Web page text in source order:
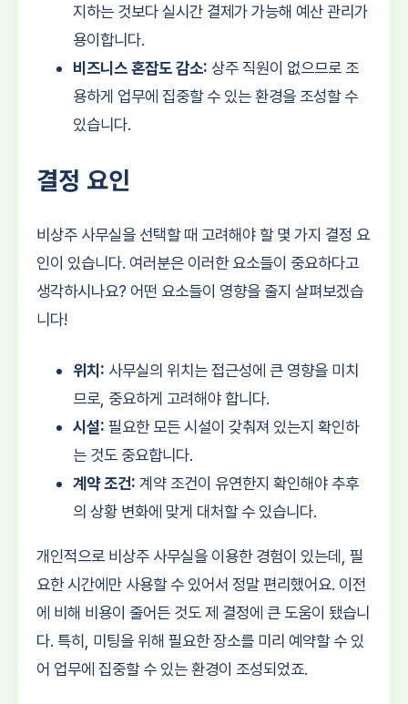
지하는 것보다 실시간 결제가 가능해 예산 관리가
용이합니다.
비즈니스 혼잡도 감소: 상주 직원이 없으므로 조
용하게 업무에 집중할 수 있는 환경을 조성할 수
있습니다.
결정 요인
비상주 사무실을 선택할 때 고려해야 할 몇 가지 결정 요
인이 있습니다. 여러분은 이러한 요소들이 중요하다고
생각하시나요? 어떤 요소들이 영향을 줄지 살펴보겠습
니다!
위치: 사무실의 위치는 접근성에 큰 영향을 미치
므로, 중요하게 고려해야 합니다.
시설: 필요한 모든 시설이 갖춰져 있는지 확인하
는 것도 중요합니다.
계약 조건: 계약 조건이 유연한지 확인해야 추후
의 상황 변화에 맞게 대처할 수 있습니다.
개인적으로 비상주 사무실을 이용한 경험이 있는데, 필
요한 시간에만 사용할 수 있어서 정말 편리했어요. 이전
에 비해 비용이 줄어든 것도 제 결정에 큰 도움이 됐습니
다. 특히, 미팅을 위해 필요한 장소를 미리 예약할 수 있
어 업무에 집중할 수 있는 환경이 조성되었죠.